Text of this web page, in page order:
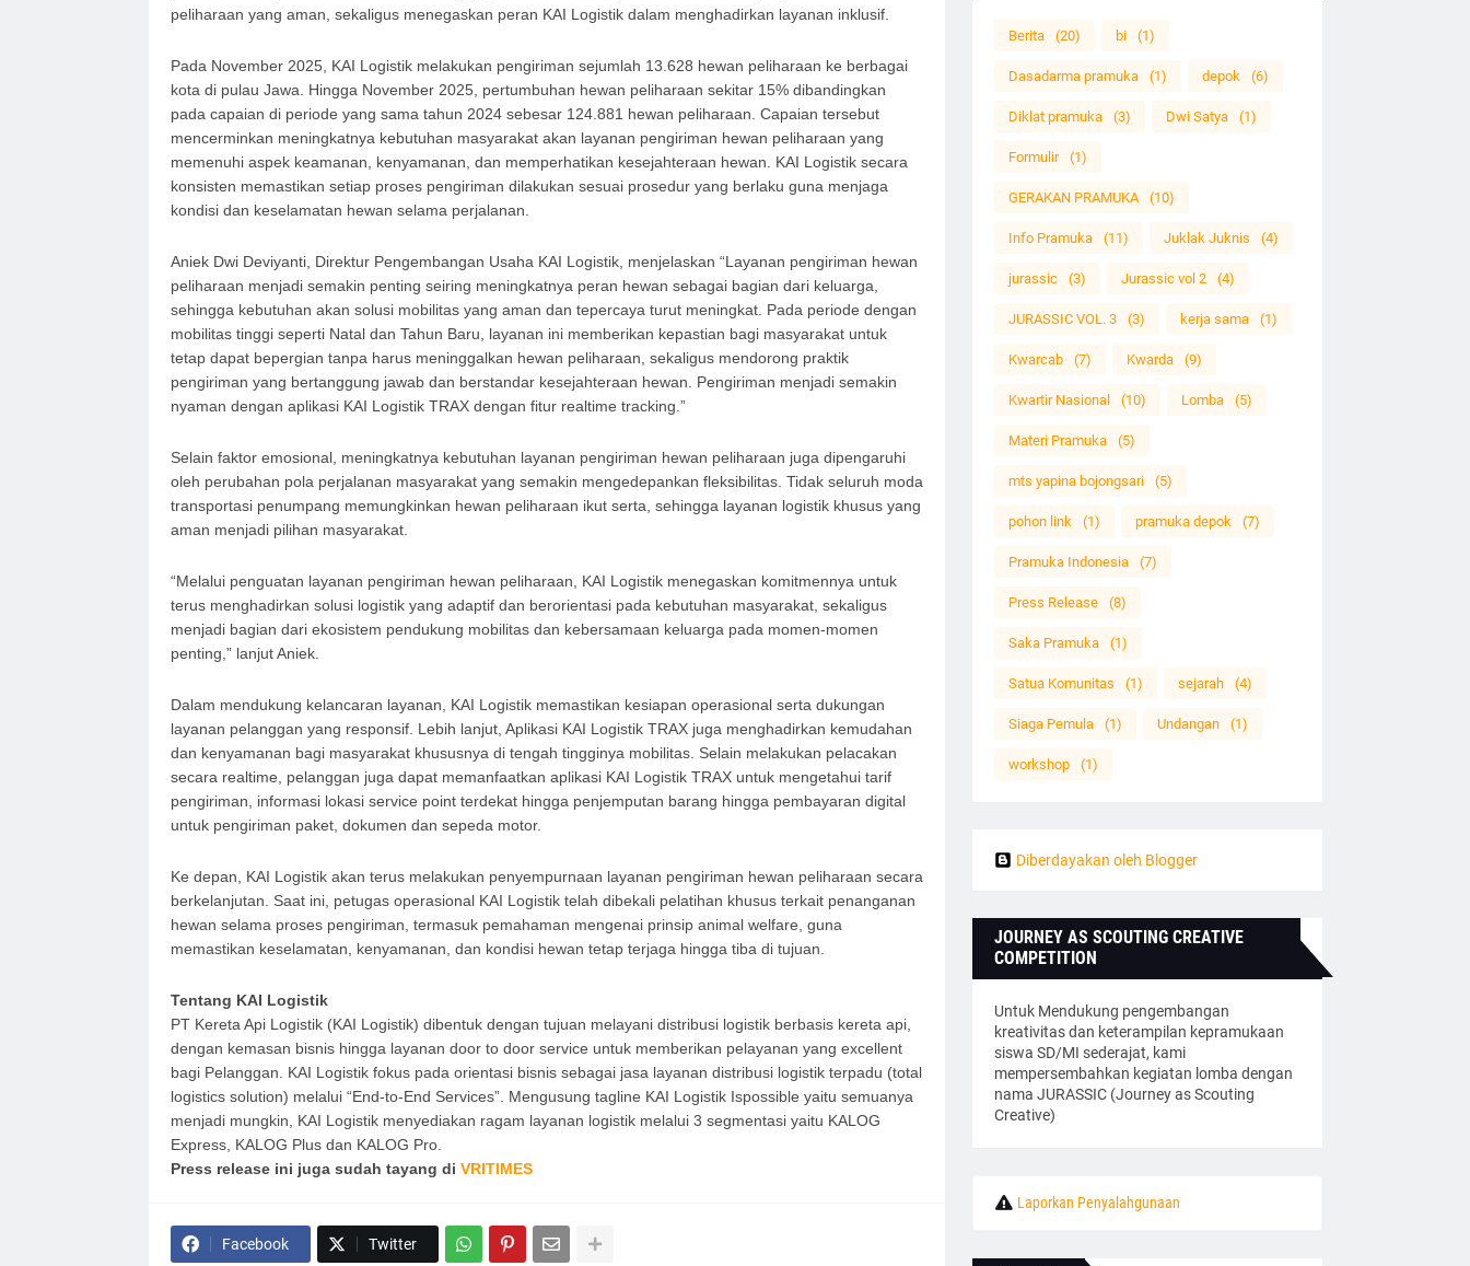
peliharaan yang aman, sekaligus menegaskan peran KAI Logistik dalam menghadirkan layanan inklusif.
Pada November 2025, KAI Logistik melakukan pengiriman sejumlah 13.628 hewan peliharaan ke berbagai
kota di pulau Jawa. Hingga November 2025, pertumbuhan hewan peliharaan sekitar 15% dibandingkan
pada capaian di periode yang sama tahun 2024 sebesar 124.881 hewan peliharaan. Capaian tersebut
mencerminkan meningkatnya kebutuhan masyarakat akan layanan pengiriman hewan peliharaan yang
memenuhi aspek keamanan, kenyamanan, dan memperhatikan kesejahteraan hewan. KAI Logistik secara
konsisten memastikan setiap proses pengiriman dilakukan sesuai prosedur yang berlaku guna menjaga
kondisi dan keselamatan hewan selama perjalanan.
Aniek Dwi Deviyanti, Direktur Pengembangan Usaha KAI Logistik, menjelaskan “Layanan pengiriman hewan
peliharaan menjadi semakin penting seiring meningkatnya peran hewan sebagai bagian dari keluarga,
sehingga kebutuhan akan solusi mobilitas yang aman dan tepercaya turut meningkat. Pada periode dengan
mobilitas tinggi seperti Natal dan Tahun Baru, layanan ini memberikan kepastian bagi masyarakat untuk
tetap dapat bepergian tanpa harus meninggalkan hewan peliharaan, sekaligus mendorong praktik
pengiriman yang bertanggung jawab dan berstandar kesejahteraan hewan. Pengiriman menjadi semakin
nyaman dengan aplikasi KAI Logistik TRAX dengan fitur realtime tracking.”
Selain faktor emosional, meningkatnya kebutuhan layanan pengiriman hewan peliharaan juga dipengaruhi
oleh perubahan pola perjalanan masyarakat yang semakin mengedepankan fleksibilitas. Tidak seluruh moda
transportasi penumpang memungkinkan hewan peliharaan ikut serta, sehingga layanan logistik khusus yang
aman menjadi pilihan masyarakat.
“Melalui penguatan layanan pengiriman hewan peliharaan, KAI Logistik menegaskan komitmennya untuk
terus menghadirkan solusi logistik yang adaptif dan berorientasi pada kebutuhan masyarakat, sekaligus
menjadi bagian dari ekosistem pendukung mobilitas dan kebersamaan keluarga pada momen-momen
penting,” lanjut Aniek.
Dalam mendukung kelancaran layanan, KAI Logistik memastikan kesiapan operasional serta dukungan
layanan pelanggan yang responsif. Lebih lanjut, Aplikasi KAI Logistik TRAX juga menghadirkan kemudahan
dan kenyamanan bagi masyarakat khususnya di tengah tingginya mobilitas. Selain melakukan pelacakan
secara realtime, pelanggan juga dapat memanfaatkan aplikasi KAI Logistik TRAX untuk mengetahui tarif
pengiriman, informasi lokasi service point terdekat hingga penjemputan barang hingga pembayaran digital
untuk pengiriman paket, dokumen dan sepeda motor.
Ke depan, KAI Logistik akan terus melakukan penyempurnaan layanan pengiriman hewan peliharaan secara
berkelanjutan. Saat ini, petugas operasional KAI Logistik telah dibekali pelatihan khusus terkait penanganan
hewan selama proses pengiriman, termasuk pemahaman mengenai prinsip animal welfare, guna
memastikan keselamatan, kenyamanan, dan kondisi hewan tetap terjaga hingga tiba di tujuan.
Tentang KAI Logistik
PT Kereta Api Logistik (KAI Logistik) dibentuk dengan tujuan melayani distribusi logistik berbasis kereta api,
dengan kemasan bisnis hingga layanan door to door service untuk memberikan pelayanan yang excellent
bagi Pelanggan. KAI Logistik fokus pada orientasi bisnis sebagai jasa layanan distribusi logistik terpadu (total
logistics solution) melalui “End-to-End Services”. Mengusung tagline KAI Logistik Ispossible yaitu semuanya
menjadi mungkin, KAI Logistik menyediakan ragam layanan logistik melalui 3 segmentasi yaitu KALOG
Express, KALOG Plus dan KALOG Pro.
Press release ini juga sudah tayang di VRITIMES
Facebook Twitter
Berita (20) bi (1)
Dasadarma pramuka (1) depok (6)
Diklat pramuka (3) Dwi Satya (1)
Formulir (1)
GERAKAN PRAMUKA (10)
Info Pramuka (11) Juklak Juknis (4)
jurassic (3) Jurassic vol 2 (4)
JURASSIC VOL. 3 (3) kerja sama (1)
Kwarcab (7) Kwarda (9)
Kwartir Nasional (10) Lomba (5)
Materi Pramuka (5)
mts yapina bojongsari (5)
pohon link (1) pramuka depok (7)
Pramuka Indonesia (7)
Press Release (8)
Saka Pramuka (1)
Satua Komunitas (1) sejarah (4)
Siaga Pemula (1) Undangan (1)
workshop (1)
Diberdayakan oleh Blogger
JOURNEY AS SCOUTING CREATIVE
COMPETITION
Untuk Mendukung pengembangan
kreativitas dan keterampilan kepramukaan
siswa SD/MI sederajat, kami
mempersembahkan kegiatan lomba dengan
nama JURASSIC (Journey as Scouting
Creative)
Laporkan Penyalahgunaan